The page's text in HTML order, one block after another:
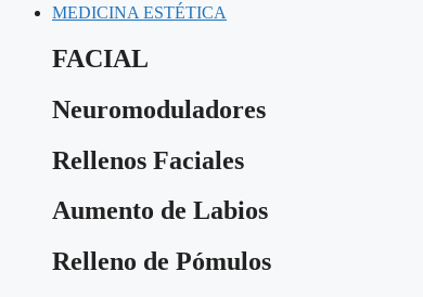
MEDICINA ESTÉTICA
FACIAL
Neuromoduladores
Rellenos Faciales
Aumento de Labios
Relleno de Pómulos